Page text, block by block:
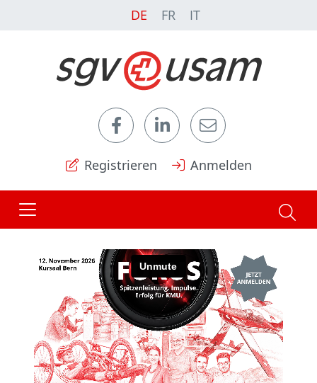
DE FR IT
Registrieren Anmelden